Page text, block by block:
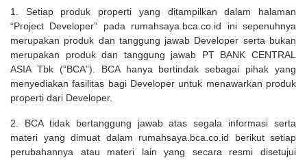
1. Setiap produk properti yang ditampilkan dalam halaman
“Project Developer” pada rumahsaya.bca.co.id ini sepenuhnya
merupakan produk dan tanggung jawab Developer serta bukan
merupakan produk dan tanggung jawab PT BANK CENTRAL
ASIA Tbk (“BCA”). BCA hanya bertindak sebagai pihak yang
menyediakan fasilitas bagi Developer untuk menawarkan produk
properti dari Developer.
2. BCA tidak bertanggung jawab atas segala informasi serta
materi yang dimuat dalam rumahsaya.bca.co.id berikut setiap
perubahannya atau materi lain yang secara resmi disetujui